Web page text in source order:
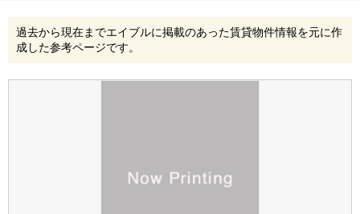
過去から現在までエイブルに掲載のあった賃貸物件情報を元に作
成した参考ページです。